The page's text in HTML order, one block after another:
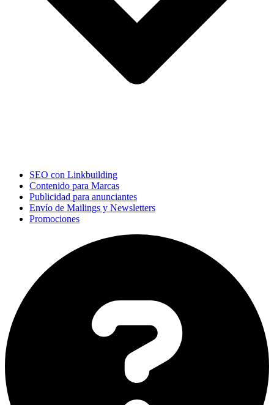
SEO con Linkbuilding
Contenido para Marcas
Publicidad para anunciantes
Envío de Mailings y Newsletters
Promociones